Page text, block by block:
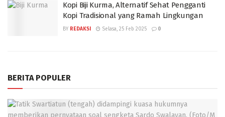
Kopi Biji Kurma, Alternatif Sehat Pengganti
Kopi Tradisional yang Ramah Lingkungan
BY REDAKSI Selasa, 25 Feb 2025 0
BERITA POPULER